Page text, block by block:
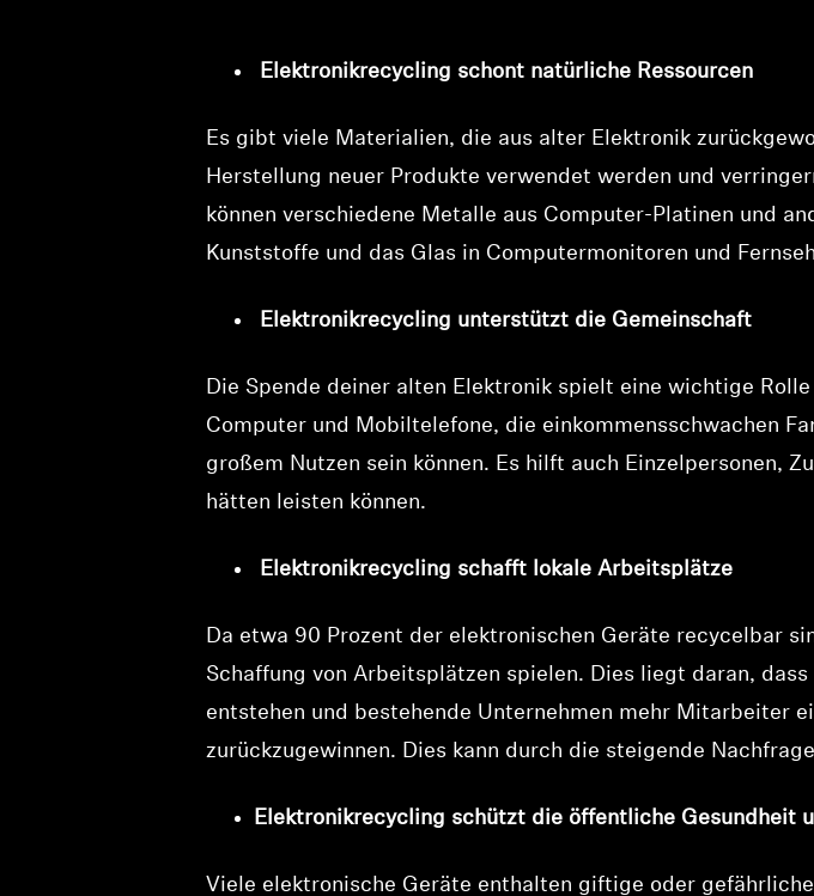
Elektronikrecycling schont natürliche Ressourcen
Es gibt viele Materialien, die aus alter Elektronik
Herstellung neuer Produkte verwendet werden und
können verschiedene Metalle aus Computer-Platinen und
Kunststoffe und das Glas in Computermonitoren und
Elektronikrecycling unterstützt die Gemeinschaft
Die Spende deiner alten Elektronik spielt eine wichtige
Computer und Mobiltelefone, die einkommensschwachen
großem Nutzen sein können. Es hilft auch Einzelpersonen,
hätten leisten können.
Elektronikrecycling schafft lokale Arbeitsplätze
Da etwa 90 Prozent der elektronischen Geräte recycelbar
Schaffung von Arbeitsplätzen spielen. Dies liegt daran,
entstehen und bestehende Unternehmen mehr Mitarbeiter
zurückzugewinnen. Dies kann durch die steigende
Elektronikrecycling schützt die öffentliche Gesundheit
Viele elektronische Geräte enthalten giftige oder